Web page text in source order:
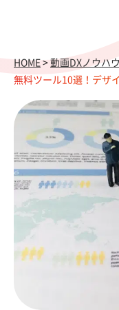
HOME > 動画DXノウハウ
無料ツール10選！デザ